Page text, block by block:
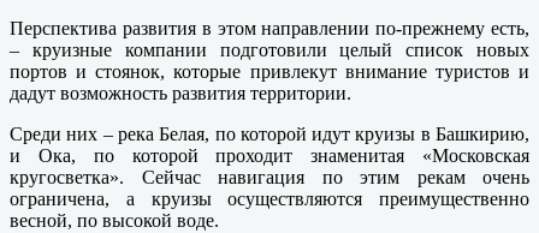
Перспектива развития в этом направлении по-прежнему есть,
– круизные компании подготовили целый список новых
портов и стоянок, которые привлекут внимание туристов и
дадут возможность развития территории.
Среди них – река Белая, по которой идут круизы в Башкирию,
и Ока, по которой проходит знаменитая «Московская
кругосветка». Сейчас навигация по этим рекам очень
ограничена, а круизы осуществляются преимущественно
весной, по высокой воде.